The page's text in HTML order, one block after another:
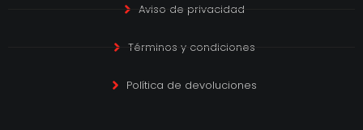
Aviso de privacidad
Términos y condiciones
Política de devoluciones